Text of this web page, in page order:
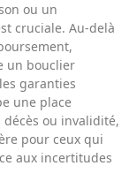
ou un
cruciale. Au-delà
un bouclier
garanties
une place
ou invalidité,
pour ceux qui
aux incertitudes